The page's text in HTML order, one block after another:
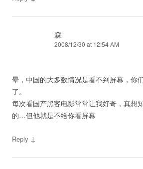
森
2008/12/30 at 12:54 AM
晕，中国的大多数情况是看不到屏幕，你
了。
每次看国产黑客电影常常让我好奇，真想
的…但他就是不给你看屏幕
Reply ↓